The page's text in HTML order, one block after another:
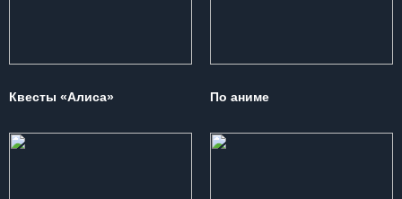
Квесты «Алиса» По аниме